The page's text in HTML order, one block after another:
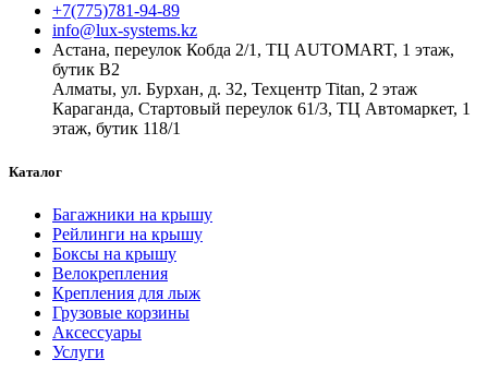
+7(775)781-94-89
info@lux-systems.kz
Астана, переулок Кобда 2/1, ТЦ AUTOMART, 1 этаж,
бутик B2
Алматы, ул. Бурхан, д. 32, Техцентр Titan, 2 этаж
Караганда, Стартовый переулок 61/3, ТЦ Автомаркет, 1
этаж, бутик 118/1
Каталог
Багажники на крышу
Рейлинги на крышу
Боксы на крышу
Велокрепления
Крепления для лыж
Грузовые корзины
Аксессуары
Услуги